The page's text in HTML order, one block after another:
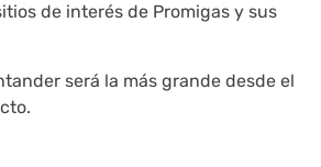
de interés de Promigas y sus
será la más grande desde el